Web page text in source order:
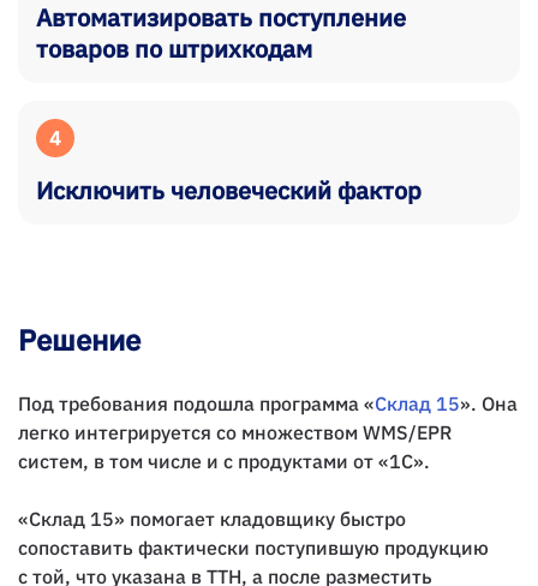
Автоматизировать поступление
товаров по штрихкодам
4
Исключить человеческий фактор
Решение
Под требования подошла программа «Склад 15». Она
легко интегрируется со множеством WMS/EPR
систем, в том числе и с продуктами от «1С».
«Склад 15» помогает кладовщику быстро
сопоставить фактически поступившую продукцию
с той, что указана в ТТН, а после разместить